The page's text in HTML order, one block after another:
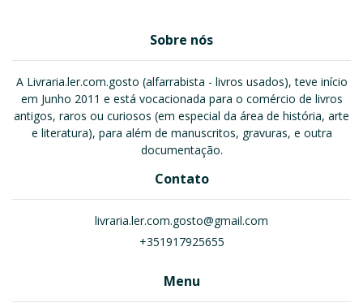
Sobre nós
A Livraria.ler.com.gosto (alfarrabista - livros usados), teve início
em Junho 2011 e está vocacionada para o comércio de livros
antigos, raros ou curiosos (em especial da área de história, arte
e literatura), para além de manuscritos, gravuras, e outra
documentação.
Contato
livraria.ler.com.gosto@gmail.com
+351917925655
Menu